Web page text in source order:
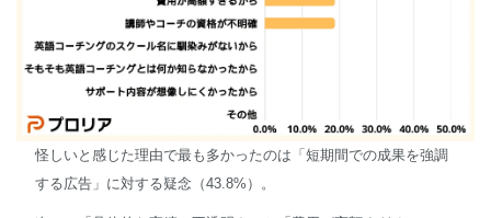
怪しいと感じた理由で最も多かったのは「短期間での成果を強調
する広告」に対する疑念（43.8%）。